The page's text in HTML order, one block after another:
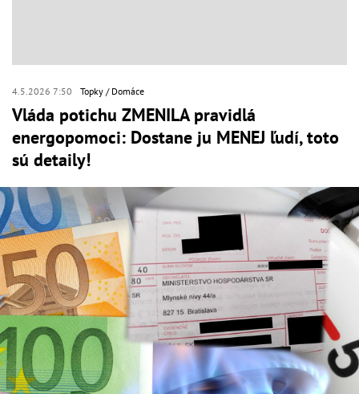
4.5.2026 7:50 Topky Domáce
Vláda potichu ZMENILA pravidlá
energopomoci: Dostane ju MENEJ ľudí, toto
sú detaily!